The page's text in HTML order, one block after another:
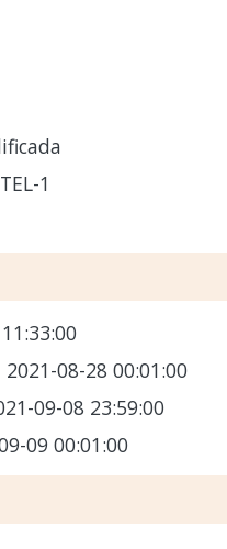
1
2021-08-28 00:01:00
09-08 23:59:00
09 00:01:00